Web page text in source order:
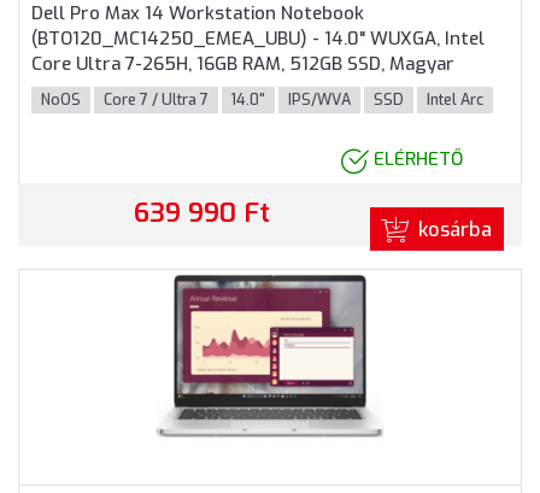
Dell Pro Max 14 Workstation Notebook
(BTO120_MC14250_EMEA_UBU) - 14.0" WUXGA, Intel
Core Ultra 7-265H, 16GB RAM, 512GB SSD, Magyar
billentyűzet, Operációs rendszer nélkül, 3 év garancia,
Grafitszürke színben
NoOS Core 7 / Ultra 7 14.0" IPS/WVA SSD Intel Arc
ELÉRHETŐ
639 990 Ft kosárba